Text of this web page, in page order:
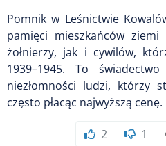
Pomnik w Leśnictwie
pamięci mieszkańców
żołnierzy, jak i cywilów,
1939–1945. To
niezłomności ludzi, którzy
często płacąc najwyższą cenę.
2 1